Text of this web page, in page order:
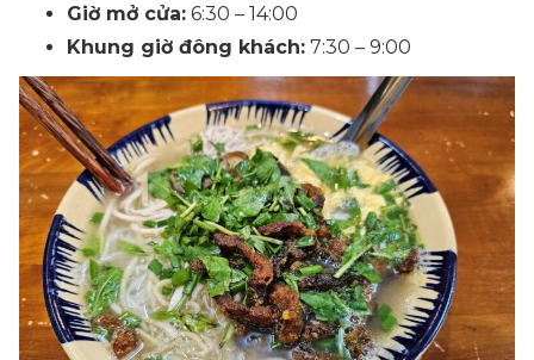
Giờ mở cửa: 6:30 – 14:00
Khung giờ đông khách: 7:30 – 9:00